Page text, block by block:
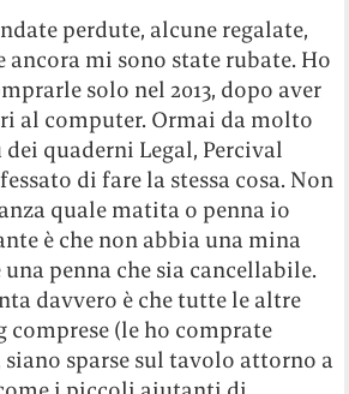
perdute, alcune regalate,
mi sono state rubate. Ho
solo nel 2013, dopo aver
al computer. Ormai da molto
quaderni Legal, Percival
di fare la stessa cosa. Non
quale matita o penna io
è che non abbia una mina
penna che sia cancellabile.
davvero è che tutte le altre
(le ho comprate
siano sparse sul tavolo attorno a